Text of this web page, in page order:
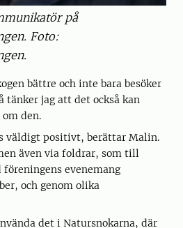
på
Foto:
bättre och inte bara besöker
tänker jag att det också kan
den.
väldigt positivt, berättar Malin.
även via foldrar, som till
evenemang
och genom olika
det i Natursnokarna, där